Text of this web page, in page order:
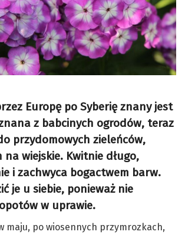
Europę po Syberię znany jest
z babcinych ogrodów, teraz
przydomowych zieleńców,
wiejskie. Kwitnie długo,
i zachwyca bogactwem barw.
je u siebie, ponieważ nie
w uprawie.
maju, po wiosennych przymrozkach,